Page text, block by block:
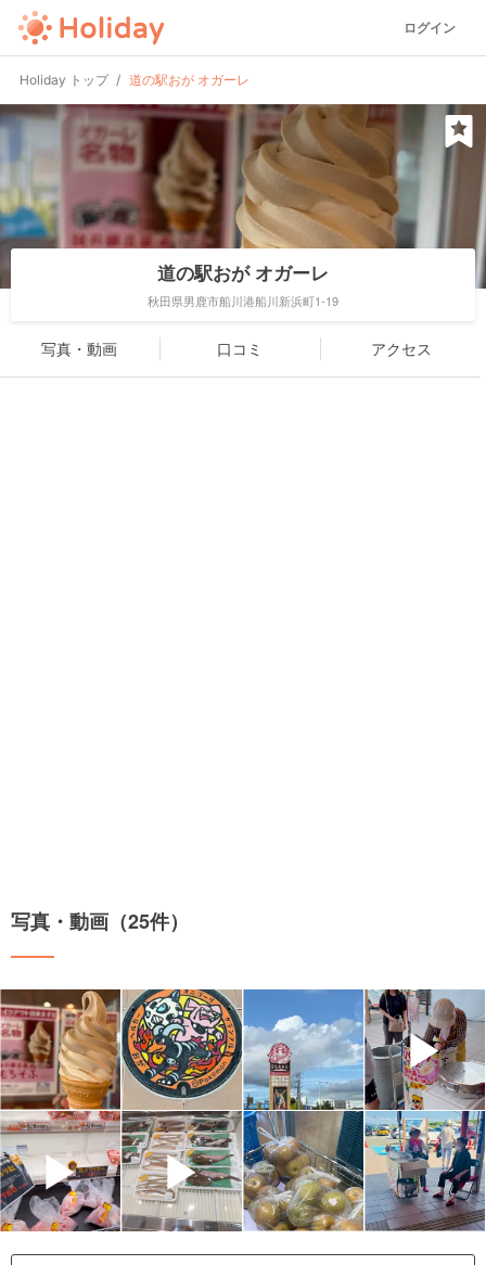
ログイン
Holiday トップ 道の駅おが オガーレ
道の駅おが オガーレ
秋田県男鹿市船川港船川新浜町1-19
写真・動画 口コミ アクセス
写真・動画（25件）
▶
▶
▶